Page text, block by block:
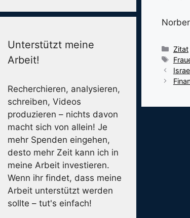
Zitat
Unterstützt meine
Arbeit!
Recherchieren, analysieren,
schreiben, Videos
produzieren – nichts davon
macht sich von allein! Je
mehr Spenden eingehen,
desto mehr Zeit kann ich in
meine Arbeit investieren.
Wenn ihr findet, dass meine
Arbeit unterstützt werden
sollte – tut's einfach!